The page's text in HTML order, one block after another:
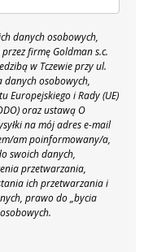
danych osobowych,
firmę Goldman s.c.
w Tczewie przy ul.
osobowych,
Europejskiego i Rady (UE)
oraz ustawą O
na mój adres e-mail
am poinformowany/a,
swoich danych,
przetwarzania,
ich przetwarzania i
prawo do „bycia